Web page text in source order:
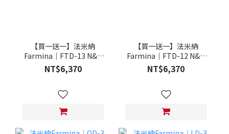
【買一送一】法米納
Farmina｜FTD-13 N&D
天然培育系列-全齡犬-頂級
鮭魚-潔牙顆粒 20KG §下
NT$6,370
【買一送一】法米納
Farmina｜FTD-12 N&D
天然培育系列-全齡犬-頂級
雞肉-潔牙顆粒 20KG §下
NT$6,370